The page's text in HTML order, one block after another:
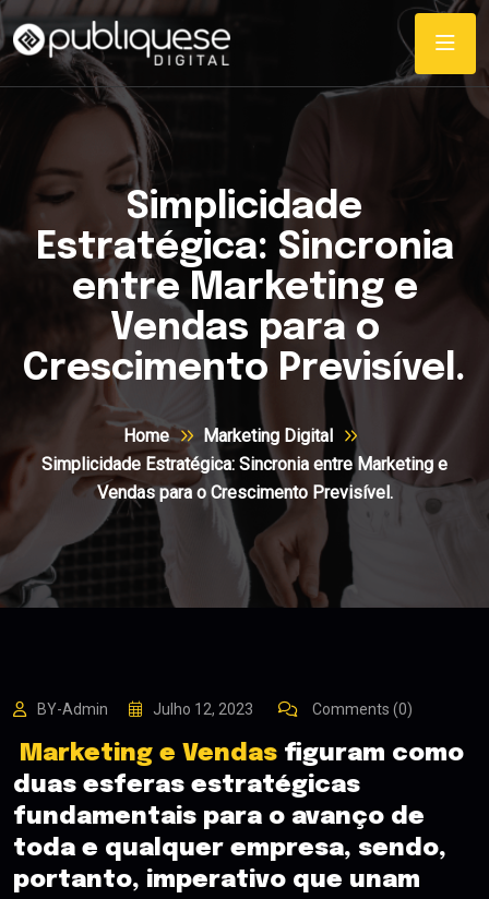
Simplicidade
Estratégica: Sincronia
entre Marketing e
Vendas para o
Crescimento Previsível.
Home
Marketing Digital
Simplicidade Estratégica: Sincronia entre Marketing e
Vendas para o Crescimento Previsível.
BY-Admin Julho 12, 2023 Comments (0)
Marketing e Vendas figuram como
duas esferas estratégicas
fundamentais para o avanço de
toda e qualquer empresa, sendo,
portanto, imperativo que unam